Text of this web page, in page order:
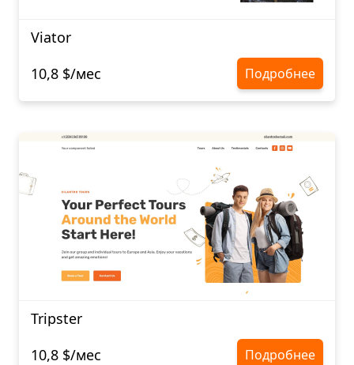
Viator
10,8 $/мес
Подробнее
Tripster
10,8 $/мес
Подробнее